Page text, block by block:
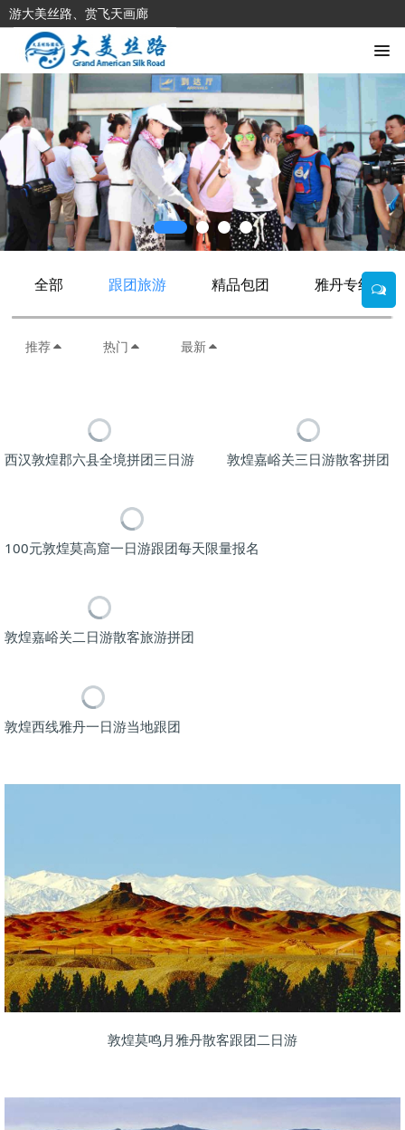
游大美丝路、赏飞天画廊
全部 跟团旅游 精品包团 雅丹专线
推荐 热门 最新
西汉敦煌郡六县全境拼团三日游 敦煌嘉峪关三日游散客拼团
100元敦煌莫高窟一日游跟团每天限量报名
敦煌嘉峪关二日游散客旅游拼团
敦煌西线雅丹一日游当地跟团
敦煌莫鸣月雅丹散客跟团二日游